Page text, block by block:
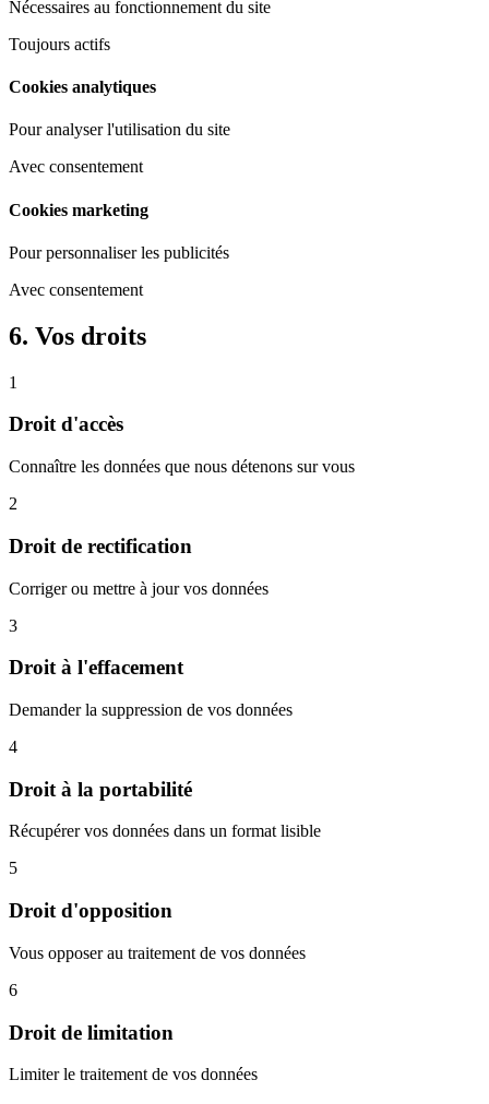
Nécessaires au fonctionnement du site
Toujours actifs
Cookies analytiques
Pour analyser l'utilisation du site
Avec consentement
Cookies marketing
Pour personnaliser les publicités
Avec consentement
6. Vos droits
1
Droit d'accès
Connaître les données que nous détenons sur vous
2
Droit de rectification
Corriger ou mettre à jour vos données
3
Droit à l'effacement
Demander la suppression de vos données
4
Droit à la portabilité
Récupérer vos données dans un format lisible
5
Droit d'opposition
Vous opposer au traitement de vos données
6
Droit de limitation
Limiter le traitement de vos données